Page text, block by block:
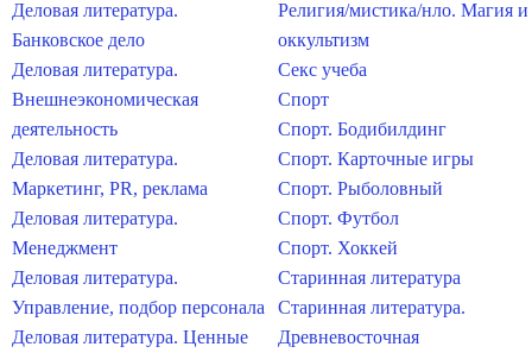
Деловая литература.
Банковское дело
Деловая литература.
Внешнеэкономическая
деятельность
Деловая литература.
Маркетинг, PR, реклама
Деловая литература.
Менеджмент
Деловая литература.
Управление, подбор персонала
Деловая литература. Ценные
Религия/мистика/нло. Магия и
оккультизм
Секс учеба
Спорт
Спорт. Бодибилдинг
Спорт. Карточные игры
Спорт. Рыболовный
Спорт. Футбол
Спорт. Хоккей
Старинная литература
Старинная литература.
Древневосточная